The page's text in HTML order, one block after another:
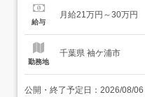
交 通 JR内房線「長
給与
月給21万円～30万円
勤務地
千葉県 袖ケ浦市
公開・終了予定日： 2026/08/06